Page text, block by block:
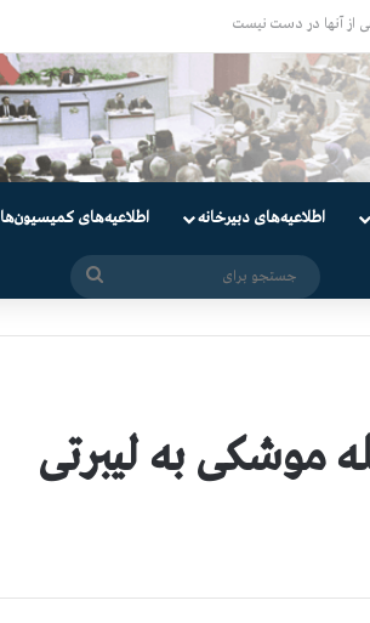
اطلاعیه‌های دبیرخانه اطلاعیه‌های کمیسیون‌‌ها
حمله موشكی به لیبرتی